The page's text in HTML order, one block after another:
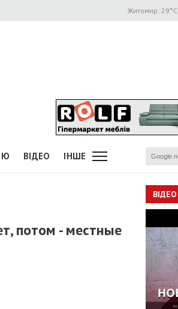
Житомир: 29°C
ВІДЕО ІНШЕ
потом - местные
ВІДЕО